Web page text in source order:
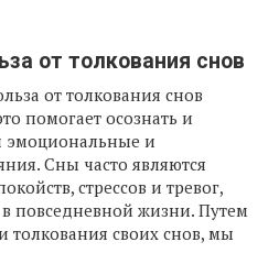
от толкования снов
от толкования снов
помогает осознать и
эмоциональные и
Сны часто являются
стрессов и тревог,
повседневной жизни. Путем
толкования своих снов, мы